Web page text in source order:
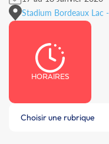
Stadium Bordeaux Lac
HORAIRES
Choisir une rubrique